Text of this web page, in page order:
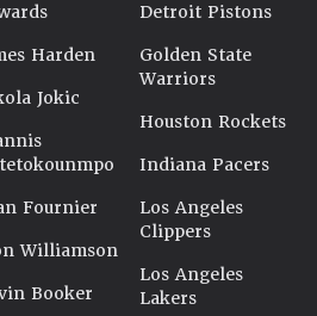
Harden
Jokic
Fournier
Williamson
Booker
Detroit Pistons
Golden State
Warriors
Houston Rockets
Indiana Pacers
Los Angeles
Clippers
Los Angeles
Lakers